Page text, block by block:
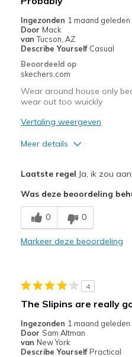
Width
Feels
Sizing
View On Shoes
Shoes
Ingezonden 1 maand geleden
Door Mack
van Tucson, AZ
Describe Yourself Casual
Beoordeeld op
skechers.com
Wear around house only
wear out too wuickly
Vertaling weergeven
Meer details
Comfortable
Minpunten
Wear Out Quickly
Casual Wear
Sizing
View On Shoes
Shoes
Laatste regel Ja, ik zou
Was deze beoordeling
0 0
Markeer deze beoordeling
4
The Slipins are really
Ingezonden 1 maand geleden
Door Sam Altman
van New York
Describe Yourself Practical